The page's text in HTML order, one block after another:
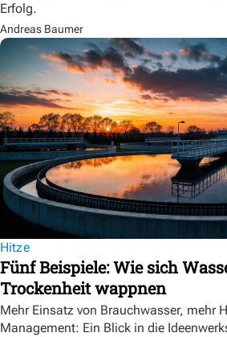
Erfolg.
Andreas Baumer
Hitze
Fünf Beispiele: Wie sich
Trockenheit wappnen
Mehr Einsatz von Brauchwasser, mehr
Management: Ein Blick in die